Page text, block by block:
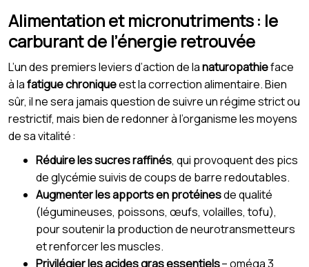
Alimentation et micronutriments : le
carburant de l’énergie retrouvée
L’un des premiers leviers d’action de lanaturopathieface
à lafatigue chroniqueest la correction alimentaire. Bien
sûr, il ne sera jamais question de suivre un régime strict ou
restrictif, mais bien de redonner à l’organisme les moyens
de sa vitalité :
Réduire les sucres raffinés, qui provoquent des pics
de glycémie suivis de coups de barre redoutables.
Augmenter les apports en protéinesde qualité
(légumineuses, poissons, œufs, volailles, tofu),
pour soutenir la production de neurotransmetteurs
et renforcer les muscles.
Privilégier les acides gras essentiels– oméga 3